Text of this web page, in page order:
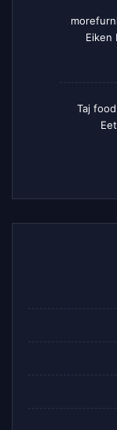
Eiken
Taj food